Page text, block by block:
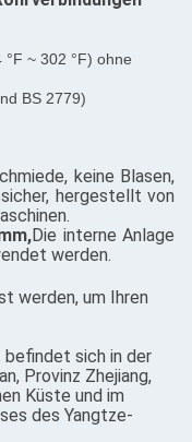
°F ~ 302 °F) ohne
BS 2779)
keine Blasen,
hergestellt von
Die interne Anlage
werden.
werden, um Ihren
befindet sich in der
Provinz Zhejiang,
Küste und im
des Yangtze-